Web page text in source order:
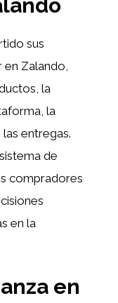
sus
Zalando,
la
la
entregas.
de
compradores
en la
en